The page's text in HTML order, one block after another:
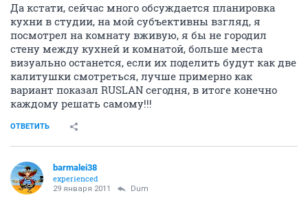
Да кстати, сейчас много обсуждается планировка
кухни в студии, на мой субъективны взгляд, я
посмотрел на комнату вживую, я бы не городил
стену между кухней и комнатой, больше места
визуально останется, если их поделить будут как две
калитушки смотреться, лучше примерно как
вариант показал RUSLAN сегодня, в итоге конечно
каждому решать самому!!!
ОТВЕТИТЬ
barmalei38
experienced
29 января 2011 Dum